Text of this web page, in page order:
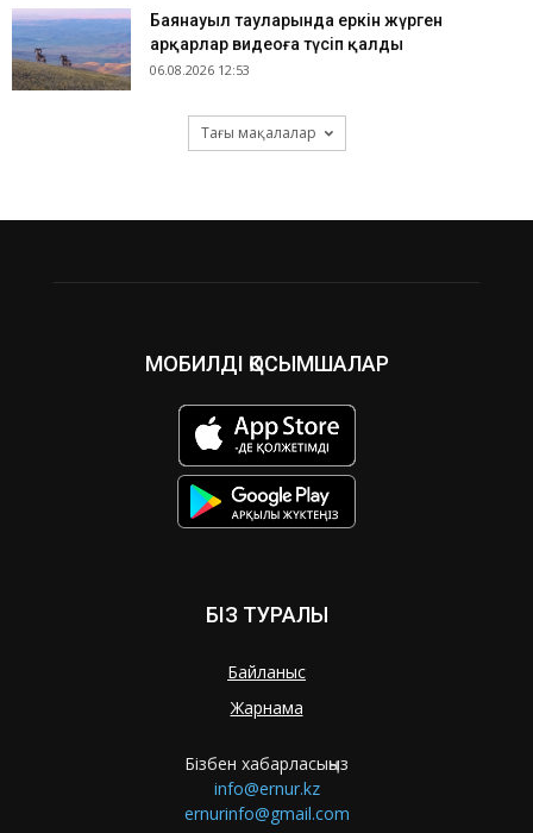
Баянауыл тауларында еркін жүрген
арқарлар видеоға түсіп қалды
06.08.2026 12:53
Тағы мақалалар
МОБИЛДІ ҚОСЫМШАЛАР
БІЗ ТУРАЛЫ
Байланыс
Жарнама
Бізбен хабарласыңыз
info@ernur.kz
ernurinfo@gmail.com